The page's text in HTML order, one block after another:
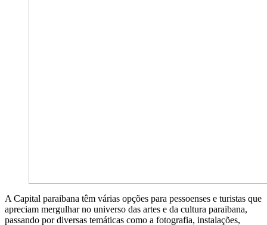
A Capital paraibana têm várias opções para pessoenses e turistas que
apreciam mergulhar no universo das artes e da cultura paraibana,
passando por diversas temáticas como a fotografia, instalações,